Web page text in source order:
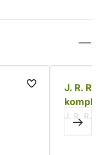
J. R. R.
komplet
J. R. R.